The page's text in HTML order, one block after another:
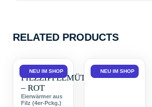
RELATED PRODUCTS
EIERWÄRMER
FILZZIPFELMÜTZEN
– ROT
Eierwärmer aus
Filz (4er-Pckg.)
NEU IM SHOP NEU IM SHOP